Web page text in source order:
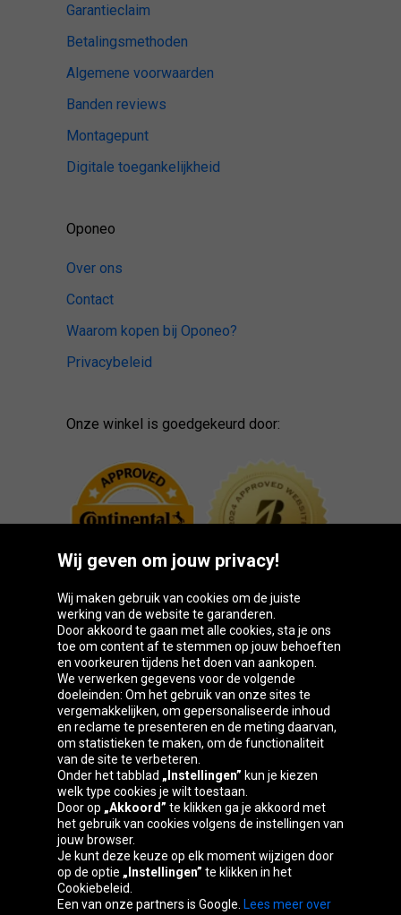
Garantieclaim
Betalingsmethoden
Algemene voorwaarden
Banden reviews
Montagepunt
Digitale toegankelijkheid
Oponeo
Over ons
Contact
Waarom kopen bij Oponeo?
Privacybeleid
Onze winkel is goedgekeurd door:
Oponeo-groep
Česká
republika
Deutschland Éire España
France Italia Magyarország Nederland
Österreich
republika
Kingdom
Wij geven om jouw privacy!
Wij maken gebruik van cookies om de juiste
werking van de website te garanderen.
Door akkoord te gaan met alle cookies, sta je ons
toe om content af te stemmen op jouw behoeften
en voorkeuren tijdens het doen van aankopen.
We verwerken gegevens voor de volgende
doeleinden: Om het gebruik van onze sites te
vergemakkelijken, om gepersonaliseerde inhoud
en reclame te presenteren en de meting daarvan,
om statistieken te maken, om de functionaliteit
van de site te verbeteren.
Onder het tabblad „Instellingen” kun je kiezen
welk type cookies je wilt toestaan.
Door op „Akkoord” te klikken ga je akkoord met
het gebruik van cookies volgens de instellingen van
jouw browser.
Je kunt deze keuze op elk moment wijzigen door
op de optie „Instellingen” te klikken in het
Cookiebeleid.
Een van onze partners is Google. Lees meer over